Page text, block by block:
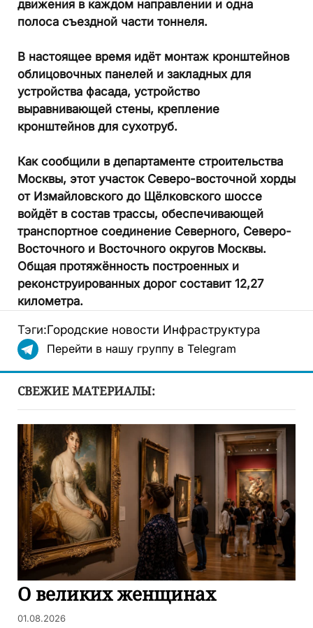
движения в каждом направлении и одна
полоса съездной части тоннеля.
В настоящее время идёт монтаж кронштейнов
облицовочных панелей и закладных для
устройства фасада, устройство
выравнивающей стены, крепление
кронштейнов для сухотруб.
Как сообщили в департаменте строительства
Москвы, этот участок Северо-восточной хорды
от Измайловского до Щёлковского шоссе
войдёт в состав трассы, обеспечивающей
транспортное соединение Северного, Северо-
Восточного и Восточного округов Москвы.
Общая протяжённость построенных и
реконструированных дорог составит 12,27
километра.
Тэги:Городские новости Инфраструктура
Перейти в нашу группу в Telegram
СВЕЖИЕ МАТЕРИАЛЫ:
О великих женщинах
01.08.2026